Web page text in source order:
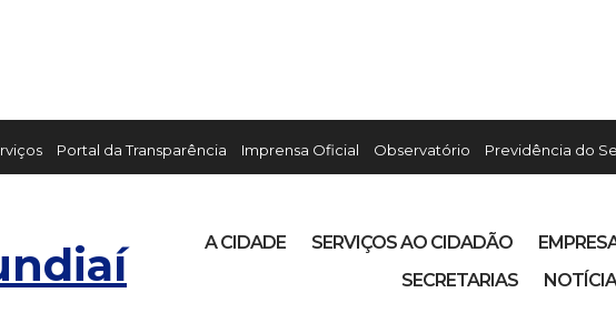
Portal da Transparência Imprensa Oficial Observatório Previdência do
A CIDADE SERVIÇOS AO CIDADÃO
SECRETARIAS